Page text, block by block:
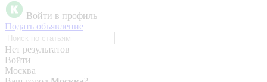
Войти в профиль
Подать объявление
Нет результатов
Войти
Москва